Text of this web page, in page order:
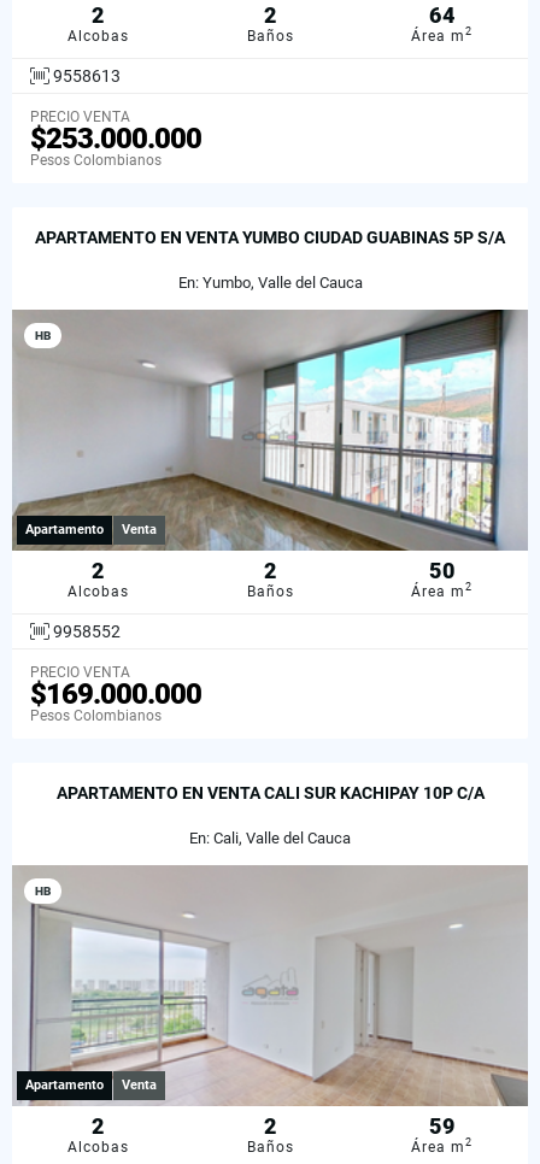
2
Alcobas
2
Baños
64
Área m2
9558613
PRECIO VENTA
$253.000.000
Pesos Colombianos
APARTAMENTO EN VENTA YUMBO CIUDAD GUABINAS 5P S/A
En: Yumbo, Valle del Cauca
HB
Apartamento Venta
2
Alcobas
2
Baños
50
Área m2
9958552
PRECIO VENTA
$169.000.000
Pesos Colombianos
APARTAMENTO EN VENTA CALI SUR KACHIPAY 10P C/A
En: Cali, Valle del Cauca
HB
Apartamento Venta
2
Alcobas
2
Baños
59
Área m2